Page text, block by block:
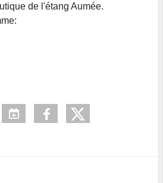
de l'étang Aumée.